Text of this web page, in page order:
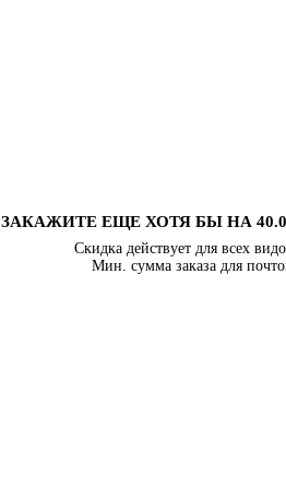
ЗАКАЖИТЕ ЕЩЕ ХОТЯ БЫ НА
Скидка действует для всех
Мин. сумма заказа для